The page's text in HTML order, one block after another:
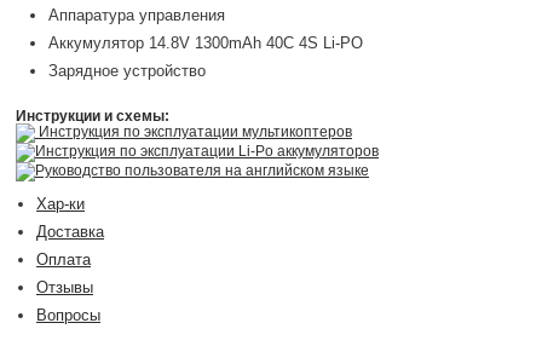
Аппаратура управления
Аккумулятор 14.8V 1300mAh 40C 4S Li-PO
Зарядное устройство
Инструкции и схемы:
Инструкция по эксплуатации мультикоптеров
Инструкция по эксплуатации Li-Po аккумуляторов
Руководство пользователя на английском языке
Хар-ки
Доставка
Оплата
Отзывы
Вопросы